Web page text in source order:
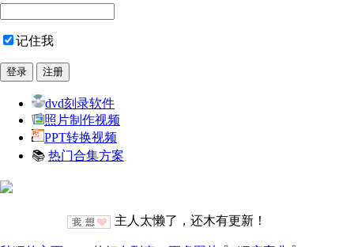
记住我
dvd刻录软件
照片制作视频
PPT转换视频
📚 热门合集方案
主人太懒了，还木有更新！